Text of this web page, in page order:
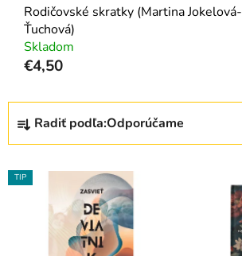
Rodičovské skratky (Martina Jokelová-
Ťuchová)
Skladom
€4,50
R
d
e
n
Radiť podľa:Odporúčame
V
ý
TIP